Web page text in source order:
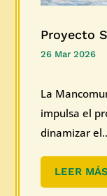
Proyecto
26 Mar 2026
La
impulsa el
dinamizar
LEER MÁS